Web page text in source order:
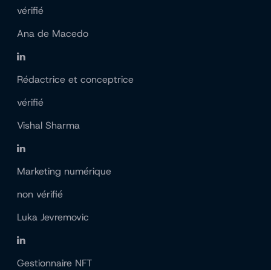
vérifié
Ana de Macedo
Rédactrice et conceptrice
vérifié
Vishal Sharma
Marketing numérique
non vérifié
Luka Jevremovic
Gestionnaire NFT